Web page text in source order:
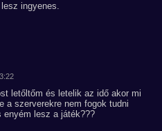
ingyenes.
letőltőm és letelik az idő akor mi
a szerverekre nem fogok tudni
enyém lesz a játék???